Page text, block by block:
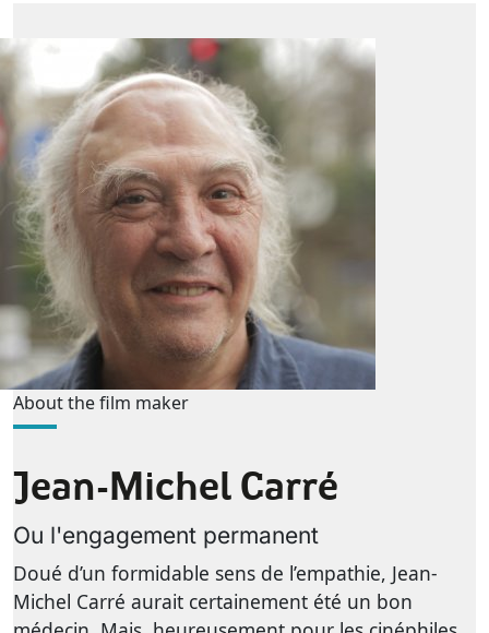
About the film maker
Jean-Michel Carré
Ou l'engagement permanent
Doué d’un formidable sens de l’empathie, Jean-
Michel Carré aurait certainement été un bon